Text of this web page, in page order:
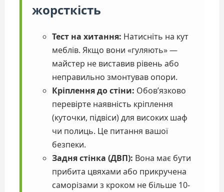
жорсткість
Тест на хитання: Натисніть на кут
меблів. Якщо вони «гуляють» —
майстер не виставив рівень або
неправильно змонтував опори.
Кріплення до стіни: Обов’язково
перевірте наявність кріплення
(куточки, підвіси) для високих шаф
чи полиць. Це питання вашої
безпеки.
Задня стінка (ДВП): Вона має бути
прибита цвяхами або прикручена
саморізами з кроком не більше 10-